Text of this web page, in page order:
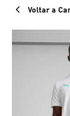
Voltar a